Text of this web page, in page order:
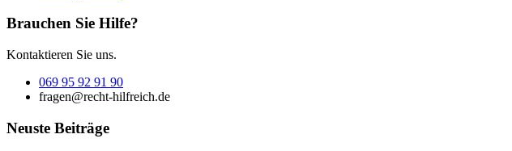
Brauchen Sie Hilfe?
Kontaktieren Sie uns.
069 95 92 91 90
fragen@recht-hilfreich.de
Neuste Beiträge